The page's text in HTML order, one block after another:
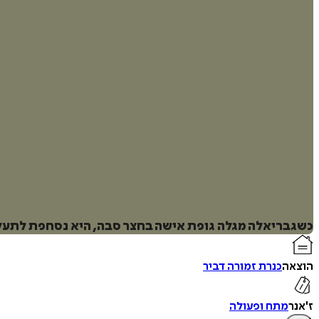
כשגבריאלה מגלה גופת אישה בחצר סבה, היא נסחפת
הוצאהכנרת זמורה דביר
ז'אנרמתח ופעולה